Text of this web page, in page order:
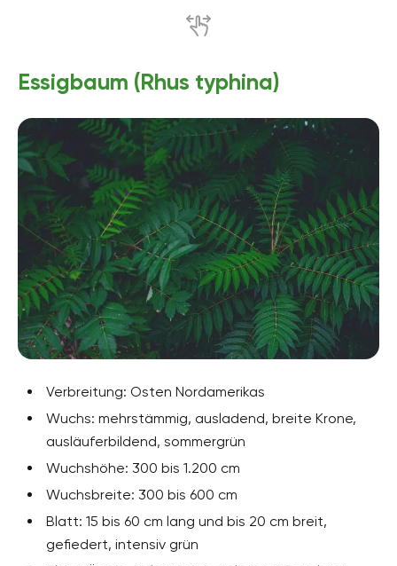
Essigbaum (Rhus typhina)
Verbreitung: Osten Nordamerikas
Wuchs: mehrstämmig, ausladend, breite Krone,
ausläuferbildend, sommergrün
Wuchshöhe: 300 bis 1.200 cm
Wuchsbreite: 300 bis 600 cm
Blatt: 15 bis 60 cm lang und bis 20 cm breit,
gefiedert, intensiv grün